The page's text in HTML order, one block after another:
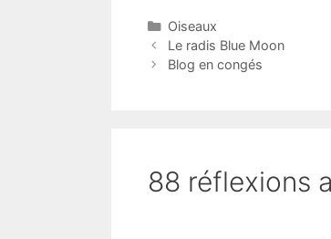
Catégories
Oiseaux
Le radis Blue Moon
Blog en congés
88 réflexions